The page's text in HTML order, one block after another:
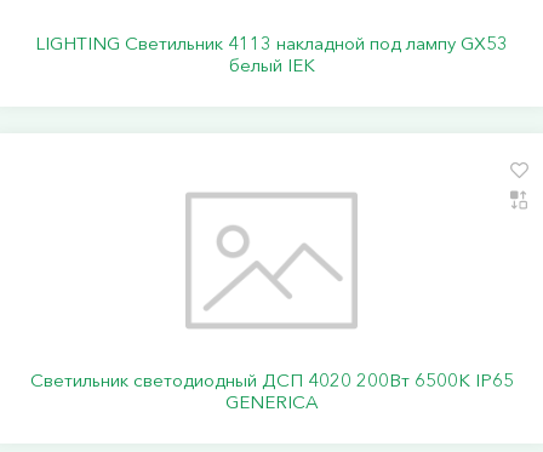
LIGHTING Светильник 4113 накладной под лампу GX53
белый IEK
Светильник светодиодный ДСП 4020 200Вт 6500К IP65
GENERICA